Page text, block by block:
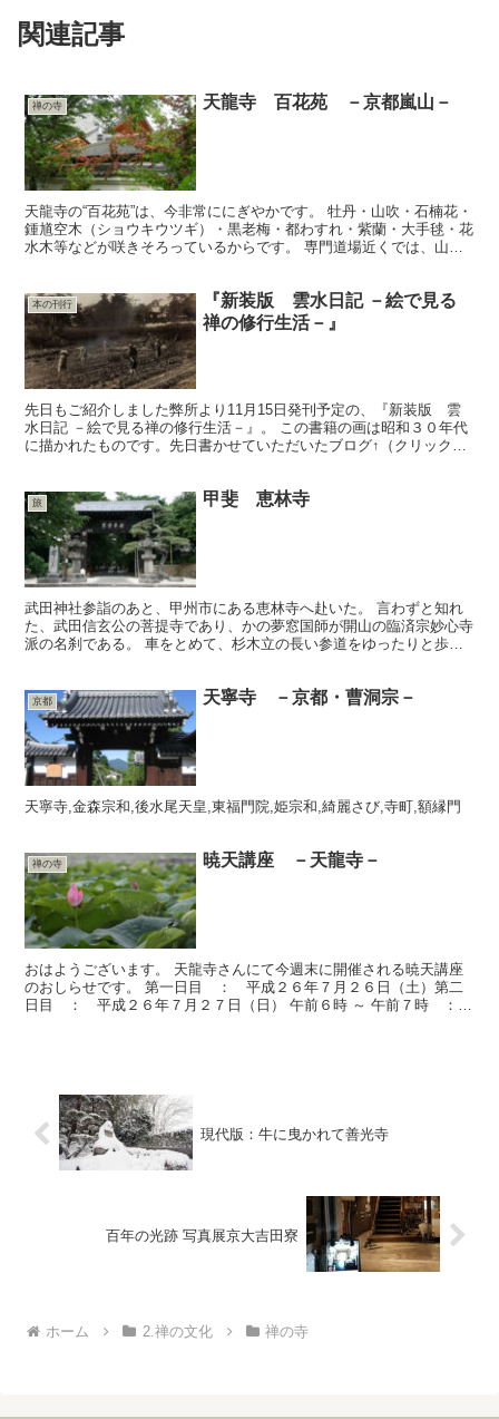
関連記事
禅の寺 天龍寺 百花苑 －京都嵐山－
天龍寺の“百花苑”は、今非常ににぎやかです。 牡丹・山吹・石楠花・
鍾馗空木（ショウキウツギ）・黒老梅・都わすれ・紫蘭・大手毬・花
水木等などが咲きそろっているからです。 専門道場近くでは、山査
本の刊行
『新装版 雲水日記 －絵で見る
禅の修行生活－』
先日もご紹介しました弊所より11月15日発刊予定の、『新装版 雲
水日記 －絵で見る禅の修行生活－』。 この書籍の画は昭和３０年代
に描かれたものです。先日書かせていただいたブログ↑（クリックし
旅 甲斐 恵林寺
武田神社参詣のあと、甲州市にある恵林寺へ赴いた。 言わずと知れ
た、武田信玄公の菩提寺であり、かの夢窓国師が開山の臨済宗妙心寺
派の名刹である。 車をとめて、杉木立の長い参道をゆったりと歩く
京都 天寧寺 －京都・曹洞宗－
天寧寺,金森宗和,後水尾天皇,東福門院,姫宗和,綺麗さび,寺町,額縁門
禅の寺 暁天講座 －天龍寺－
おはようございます。 天龍寺さんにて今週末に開催される暁天講座
のおしらせです。 第一日目 ： 平成２６年７月２６日（土）第二
日目 ： 平成２６年７月２７日（日） 午前６時 ～ 午前７時 ：
現代版：牛に曳かれて善光寺
百年の光跡 写真展京大吉田寮
ホーム 2.禅の文化 禅の寺